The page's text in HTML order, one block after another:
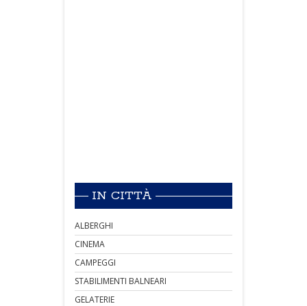
IN CITTÀ
ALBERGHI
CINEMA
CAMPEGGI
STABILIMENTI BALNEARI
GELATERIE